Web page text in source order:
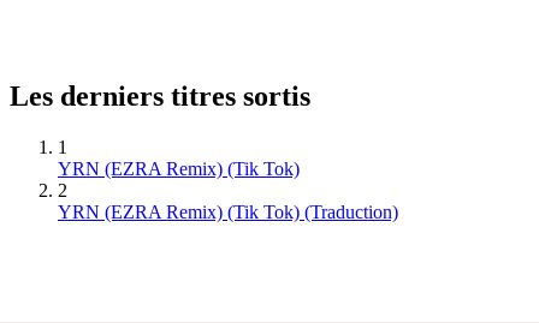
Les derniers titres sortis
1
YRN (EZRA Remix) (Tik Tok)
2
YRN (EZRA Remix) (Tik Tok) (Traduction)